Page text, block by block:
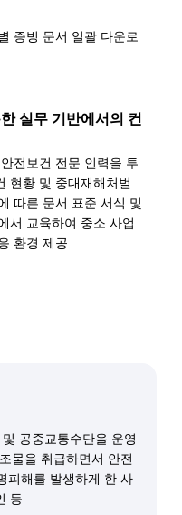
증빙 문서 일괄 다운로
실무 기반에서의 컨
전보건 전문 인력을 투
현황 및 중대재해처벌
따른 문서 표준 서식 및
서 교육하여 중소 사업
환경 제공
공중교통수단을 운영
물을 취급하면서 안전
피해를 발생하게 한 사
등